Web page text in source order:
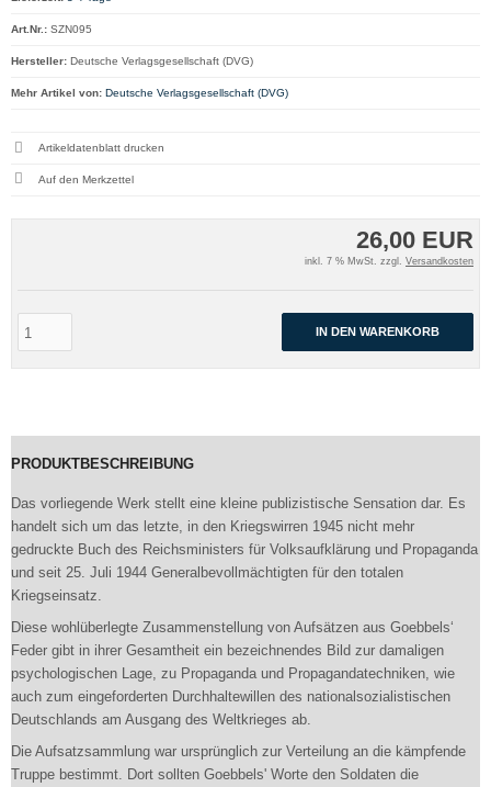
26,00 EUR
inkl. 7 % MwSt. zzgl. Versandkosten
IN DEN WARENKORB
Art.Nr.: SZN095
Hersteller: Deutsche Verlagsgesellschaft (DVG)
Mehr Artikel von: Deutsche Verlagsgesellschaft (DVG)
Artikeldatenblatt drucken
PRODUKTBESCHREIBUNG
Das vorliegende Werk stellt eine kleine publizistische Sensation dar. Es
handelt sich um das letzte, in den Kriegswirren 1945 nicht mehr
gedruckte Buch des Reichsministers für Volksaufklärung und Propaganda
und seit 25. Juli 1944 Generalbevollmächtigten für den totalen
Kriegseinsatz.
Diese wohlüberlegte Zusammenstellung von Aufsätzen aus Goebbels‘
Feder gibt in ihrer Gesamtheit ein bezeichnendes Bild zur damaligen
psychologischen Lage, zu Propaganda und Propagandatechniken, wie
auch zum eingeforderten Durchhaltewillen des nationalsozialistischen
Deutschlands am Ausgang des Weltkrieges ab.
Die Aufsatzsammlung war ursprünglich zur Verteilung an die kämpfende
Truppe bestimmt. Dort sollten Goebbels' Worte den Soldaten die